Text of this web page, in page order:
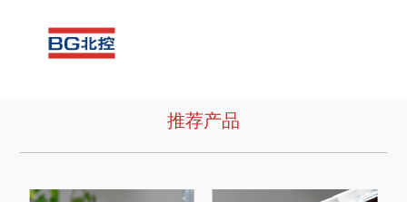
推荐产品